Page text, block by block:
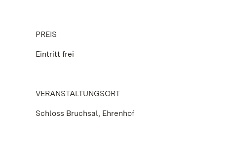
PREIS
Eintritt frei
VERANSTALTUNGSORT
Schloss Bruchsal, Ehrenhof